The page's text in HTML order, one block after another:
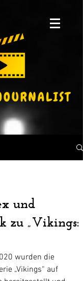
und
zu „Vikings:
wurden die
„Vikings“ auf